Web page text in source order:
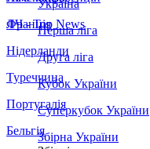
Франція
Нідерланди
Туреччина
Португалія
Бельгія
ЛЧ - Top News
Україна
Перша ліга
Друга ліга
Кубок України
Суперкубок України
Збірна України